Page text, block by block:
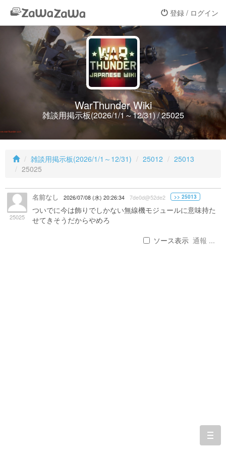
登録 / ログイン
WarThunder Wiki
雑談用掲示板(2026/1/1～12/31) / 25025
雑談用掲示板(2026/1/1～12/31) 25012
25013
25025
25025
名前なし 2026/07/08 (水) 20:26:34 7de0d@52de2 >> 25013
ついでに今は飾りでしかない無線機モジュールに意味持た
せてきそうだからやめろ
ソース表示 通報 ...